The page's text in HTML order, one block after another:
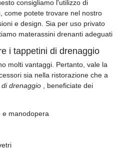
consigliamo l'utilizzo di
come potete trovare nel nostro
e design. Sia per uso privato
materassini drenanti adeguati
i tappetini di drenaggio
molti vantaggi. Pertanto, vale la
sia nella ristorazione che a
drenaggio
, beneficiate dei
e manodopera